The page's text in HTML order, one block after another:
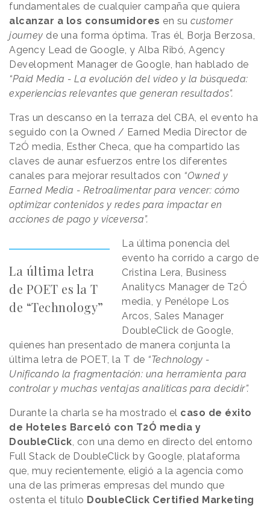
fundamentales de cualquier campaña que quiera
alcanzar a los consumidores en su customer
journey de una forma óptima. Tras él, Borja Berzosa,
Agency Lead de Google, y Alba Ribó, Agency
Development Manager de Google, han hablado de
“Paid Media - La evolución del vídeo y la búsqueda:
experiencias relevantes que generan resultados”.
Tras un descanso en la terraza del CBA, el evento ha
seguido con la Owned / Earned Media Director de
T2Ó media, Esther Checa, que ha compartido las
claves de aunar esfuerzos entre los diferentes
canales para mejorar resultados con “Owned y
Earned Media - Retroalimentar para vencer: cómo
optimizar contenidos y redes para impactar en
acciones de pago y viceversa”.
La última letra
de POET es la T
de “Technology”
La última ponencia del
evento ha corrido a cargo de
Cristina Lera, Business
Analitycs Manager de T2Ó
media, y Penélope Los
Arcos, Sales Manager
DoubleClick de Google,
quienes han presentado de manera conjunta la
última letra de POET, la T de “Technology -
Unificando la fragmentación: una herramienta para
controlar y muchas ventajas analíticas para decidir”.
Durante la charla se ha mostrado el caso de éxito
de Hoteles Barceló con T2Ó media y
DoubleClick, con una demo en directo del entorno
Full Stack de DoubleClick by Google, plataforma
que, muy recientemente, eligió a la agencia como
una de las primeras empresas del mundo que
ostenta el título DoubleClick Certified Marketing